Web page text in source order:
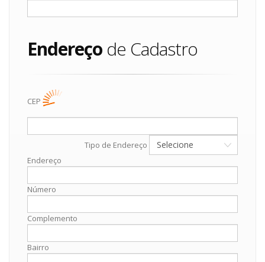
Endereço de Cadastro
CEP
Tipo de Endereço
Endereço
Número
Complemento
Bairro